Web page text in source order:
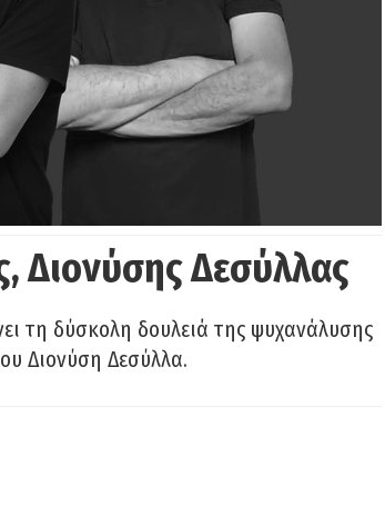
Διονύσης Δεσύλλας
τη δύσκολη δουλειά της ψυχανάλυσης
Διονύση Δεσύλλα.